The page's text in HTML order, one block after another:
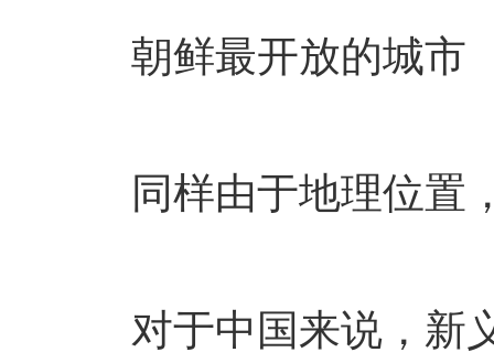
朝鲜最开放的城市
同样由于地理位置
对于中国来说，新